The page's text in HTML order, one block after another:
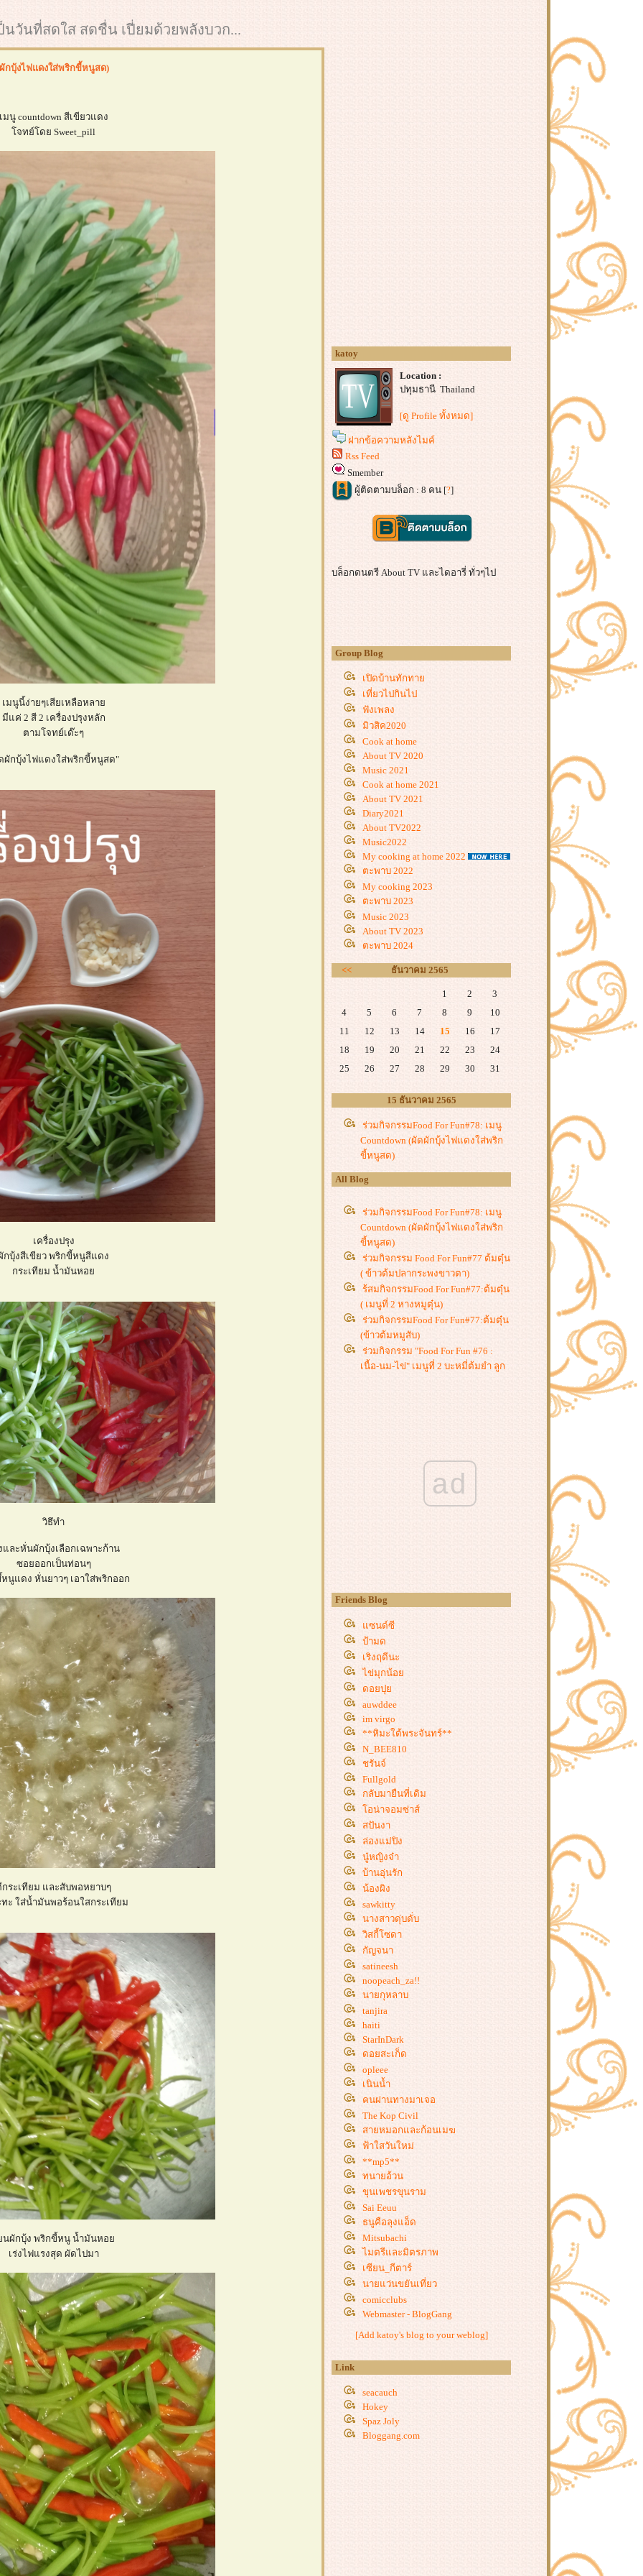
นวันที่สดใส สดชื่น เปี่ยมด้วยพลังบวก...
ผักบุ้งไฟแดงใส่พริกขี้หนูสด)
มนู countdown สีเขียวแดง
จทย์โดย Sweet_pill
เมนูนี้ง่ายๆเสียเหลือหลา
มีแค่ 2 สี 2 เครื่องปรุงหลัก
ตามโจทย์เด๊ะๆ
ผักบุ้งไฟแดงใส่พริกขี้หนูสด"
เครื่องปรุง
กบุ้งสีเขียว พริกขี้หนูสีแดง
กระเทียม น้ำมันหอ
วิธึทำ
และหั่นผักบุ้งเลือกเฉพาะก้าน
ซอยออกเป็นท่อนๆ
นูแดง หั่นยาวๆ เอาใส่พริกออก
ระเทียม และสับพอหยาบๆ
ะ ใส่น้ำมันพอร้อนใสกระเทียม
กบุ้ง พริกขี้หนู น้ำมันหอ
เร่งไฟแรงสุด ผัดไปมา
katoy
Location :
ปทุมธานี Thailand
[ดู Profile ทั้งหมด]
ฝากข้อความหลังไมค์
Rss Feed
Smember
ผู้ติดตามบล็อก : 8 คน [?]
บล็อกดนตรี About TV และไดอารี่ ทั่วๆไป
Group Blog
เปิดบ้านทักทา
เที่ยวไปกินไป
ฟังเพลง
มิวสิค2020
Cook at home
About TV 2020
Music 2021
Cook at home 2021
About TV 2021
Diary2021
About TV2022
Music2022
My cooking at home 2022
ตะพาบ 2022
My cooking 2023
ตะพาบ 2023
Music 2023
About TV 2023
ตะพาบ 2024
<< ธันวาคม 2565
1 2
3
4
5 6 7 8 9
10
11
12 13 14 15 16
17
18
19 20 21 22 23
24
25
26 27 28 29 30 31
15 ธันวาคม 2565
ร่วมกิจกรรมFood For Fun#78: เมนู
Countdown (ผัดผักบุ้งไฟแดงใส่พริก
ขี้หนูสด)
All Blog
ร่วมกิจกรรมFood For Fun#78: เมนู
Countdown (ผัดผักบุ้งไฟแดงใส่พริก
ขี้หนูสด)
ร่วมกิจกรรม Food For Fun#77 ต้มตุ๋น
( ข้าวต้มปลากระพงขาวตา)
ร้สมกิจกรรมFood For Fun#77:ต้มตุ๋น
( เมนูที่ 2 หางหมูตุ๋น)
ร่วมกิจกรรมFood For Fun#77:ต้มตุ๋น
(ข้าวต้มหมูสับ)
ร่วมกิจกรรม "Food For Fun #76 :
เนื้อ-นม-ไข่" เมนูที่ 2 บะหมี่ต้มยำ ลูก
ร่วมกิจกรรม "Food For Fun #74 : ผัด
ก็ได้-ทอดก็ดี ** เมนูที่ 6 หัวไช่โป้วผัด
ร่วมกิจกรรม "Food For Fun #74 : ผัด
ร่วมกิจกรรม Food For Fun#74: ผัด
พริก)
ร่วมกิจกรรมFood For Fun#74:ผัด
ก็ได้-ทอดก็ดี (ผัดคะน้าพริกขี้หนู)
ร่วมกิจกรรมFood For Fun#74 :ทอด
ก็ได้ผัดก็ดี (หมูทอดแอบแซบ)
ร่วมกิจกรรม Food For Fun#73: คาว-
หวาน.จานสะดวก ( ก๋วยเตี๋ยวลูกชิ้น
หมูยอไม่ผัก)
ร่วมกิจกรรม Food For Fun#73 :คาว-
หว่น จานสะดวก (เมนูที่ 2 ต้มยำหมู
เด้งเห็ดเข็มทอง)
ร่วมกิจกรร่วมกิจกรรม "Food For Fun
: #73 : คาว - หวาน จานสะดวก" เมนูที่
1 ข้าวหมกไก่"
ร่วมกิจกรรมFood For Fun#72:เมนู
ข้างเคียง-เครื่องแนม (เมนูที่ 1 ลูกชิ้น
ทอด แนม ยำไข่ดาว)
ร่วมกิจกรรมFood For Fun#71:กิน
ง่าย-อยู่ง่าย (เมนูที่ 5 กระหล่ำผัด
น้ำปลา)
ร่วมกิจกรรม Food For Fun#71:กิน
ง่าย-อยู่ง่าย 🤩เมนูที่ 4 ข้าวต้ม+ยำ
ปลาทู(เต็ม)หอม🤩
ร่วมกิจกรรมFood For Fun#71:กิน
ง่าย-อยู่ง่าย.(เมนูที่ 3 แซนวิชน้ำพริก
เผาหมูหยอง)
ร่วมกิจกรรมFood For Fun#71:กิน
ง่าย-อยู่ง่าย(เมนูที่ 2 กระดูกหมู
ตุ๋น+ไข่ต้ม ..)
ร่วมกิจกรรมFood For Fun#71:กิน
ง่าย-อยู่ง่าย (เมนูที่ 1 แกงจืดวุ้นเส้น
หมูสับผักกาดขาวเต้าหู้ไข)
ร่วมกิจกรรม Food For Fun#70 ปักผล
ไม้ในอาหารคาวหวาน เมนูที่ 2 "มัน
ฝรั่งบดแกล้มสะโพกไก่ตุ๋น"
ร่วมกิจกรรม Food For Fun#70 ผักผล
ไม้ในอาหารหวานคาว เมนูที่ 1 (ต้มยำ
หัวปลากระพง)
ร่วมกิจกรรม Food For Fun#69: Eat
Me More เมนูที่ 3 "หมูตุ๋นยาจีนใส่เห็ด
เข็มทอง"
ร่วมกิจกรรม Food For Fun#69: Eat
Me More เมนูที่ 2 "เส้นใหญ่/เส้นหมี่
ราดหน้าผักกาดขาว"
ร่วมกิจกรรม Food For Fun#69: Eat
Me More เมนูที่1 "ผัดหมี่"
ร่วมกิจกรรม "Food For Fun : #68 :
ร่วมกิจกรรม "Food For Fun :#68 :
ร่วมกิจกรรม Food For Fun#67:ครั้ง
รก เมนูที่ 7 ข้าวต้มกับ ยำกุ้งแห้งไข่
เค็ม
ร่วมกิจกรรมFood For Fun#67:ครั้ง
ad
Friends Blog
ซนด์ซี
ป้ามด
เริงฤดีนะ
ไข่มุกน้อ
ดอยปุ
auwddee
im virgo
**หิมะใต้พระจันทร์**
N_BEE810
ชรันจ์
Fullgold
กลับมายืนที่เดิม
อน่าจอมซ่าส์
สปันงา
ล่องแม่ปิง
นู๋หญิงจ๋า
บ้านอุ่นรัก
น้องผิง
sawkitty
นางสาวดุ่บดั่บ
วิสกี้โซดา
กัญจนา
satineesh
noopeach_za!!
นายกุหลาบ
tanjira
haiti
StarInDark
ดอยสะเก็ด
opleee
เนินน้ำ
คนผ่านทางมาเจอ
The Kop Civil
สายหมอกและก้อนเมฆ
ฟ้าใสวันใหม่
**mp5**
ทนายอ้วน
ขุนเพชรขุนราม
Sai Eeuu
ธนูคือลุงแอ็ด
Mitsubachi
ไมตรีและมิตรภาพ
เซียน_กีตาร์
นายแว่นขยันเที่ยว
comicclubs
Webmaster - BlogGang
[Add katoy's blog to your weblog]
Link
seacauch
Hokey
Spaz Joly
Bloggang.com